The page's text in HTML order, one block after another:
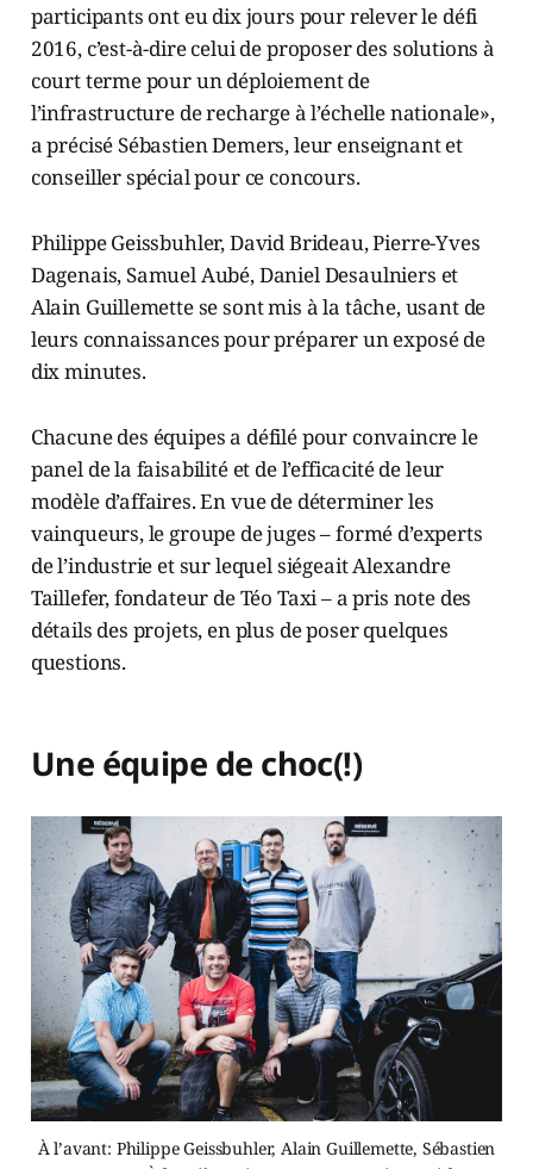
participants ont eu dix jours pour relever le défi
2016, c’est-à-dire celui de proposer des solutions à
court terme pour un déploiement de
l’infrastructure de recharge à l’échelle nationale»,
a précisé Sébastien Demers, leur enseignant et
conseiller spécial pour ce concours.
Philippe Geissbuhler, David Brideau, Pierre-Yves
Dagenais, Samuel Aubé, Daniel Desaulniers et
Alain Guillemette se sont mis à la tâche, usant de
leurs connaissances pour préparer un exposé de
dix minutes.
Chacune des équipes a défilé pour convaincre le
panel de la faisabilité et de l’efficacité de leur
modèle d’affaires. En vue de déterminer les
vainqueurs, le groupe de juges – formé d’experts
de l’industrie et sur lequel siégeait Alexandre
Taillefer, fondateur de Téo Taxi – a pris note des
détails des projets, en plus de poser quelques
questions.
Une équipe de choc(!)
À l’avant: Philippe Geissbuhler, Alain Guillemette, Sébastien